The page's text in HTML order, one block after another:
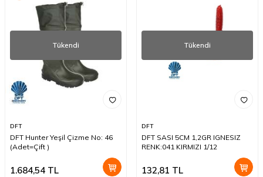
Tükendi
DFT
DFT Hunter Yeşil Çizme No: 46
(Adet=Çift )
1.684,54 TL
Tükendi
DFT
DFT SASI 5CM 1,2GR IGNESIZ
RENK:041 KIRMIZI 1/12
132,81 TL